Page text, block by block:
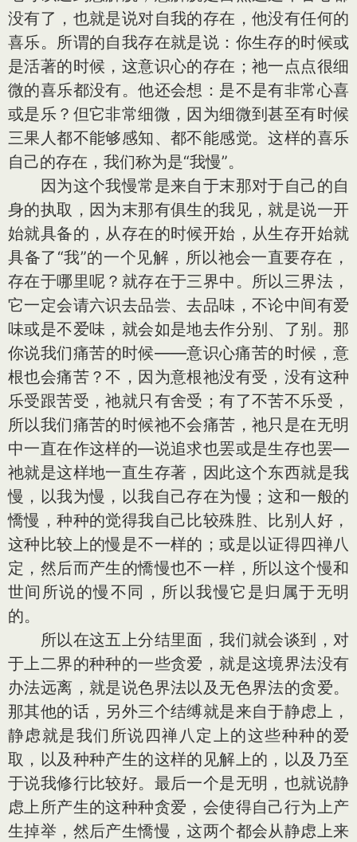
没有了，也就是说对自我的存在，他没有任何的
喜乐。所谓的自我存在就是说：你生存的时候或
是活著的时候，这意识心的存在；祂一点点很细
微的喜乐都没有。他还会想：是不是有非常心喜
或是乐？但它非常细微，因为细微到甚至有时候
三果人都不能够感知、都不能感觉。这样的喜乐
自己的存在，我们称为是“我慢”。
因为这个我慢常是来自于末那对于自己的自
身的执取，因为末那有俱生的我见，就是说一开
始就具备的，从存在的时候开始，从生存开始就
具备了“我”的一个见解，所以祂会一直要存在，
存在于哪里呢？就存在于三界中。所以三界法，
它一定会请六识去品尝、去品味，不论中间有爱
味或是不爱味，就会如是地去作分别、了别。那
你说我们痛苦的时候——意识心痛苦的时候，意
根也会痛苦？不，因为意根祂没有受，没有这种
乐受跟苦受，祂就只有舍受；有了不苦不乐受，
所以我们痛苦的时候祂不会痛苦，祂只是在无明
中一直在作这样的—说追求也罢或是生存也罢—
祂就是这样地一直生存著，因此这个东西就是我
慢，以我为慢，以我自己存在为慢；这和一般的
憍慢，种种的觉得我自己比较殊胜、比别人好，
这种比较上的慢是不一样的；或是以证得四禅八
定，然后而产生的憍慢也不一样，所以这个慢和
世间所说的慢不同，所以我慢它是归属于无明
的。
所以在这五上分结里面，我们就会谈到，对
于上二界的种种的一些贪爱，就是这境界法没有
办法远离，就是说色界法以及无色界法的贪爱。
那其他的话，另外三个结缚就是来自于静虑上，
静虑就是我们所说四禅八定上的这些种种的爱
取，以及种种产生的这样的见解上的，以及乃至
于说我修行比较好。最后一个是无明，也就说静
虑上所产生的这种种贪爱，会使得自己行为上产
生掉举，然后产生憍慢，这两个都会从静虑上来